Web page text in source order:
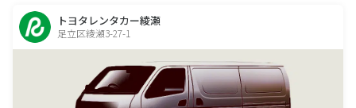
トヨタレンタカー綾瀬
足立区綾瀬3-27-1